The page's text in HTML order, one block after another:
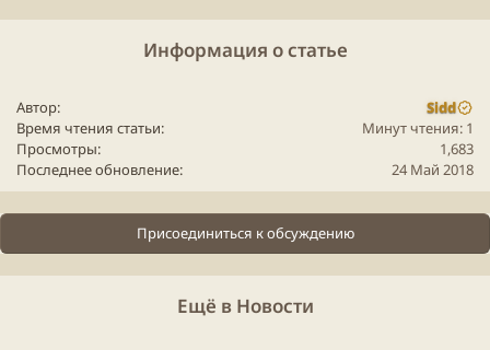
Информация о статье
Автор
Sidd
Время чтения статьи
Минут чтения: 1
Просмотры
1,683
Последнее обновление
24 Май 2018
Присоединиться к обсуждению
Ещё в Новости